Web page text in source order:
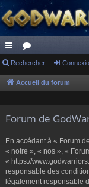
ac
co
ci
or
u
s
Rechercher
Accueil du forum
Forum de
En accédant à « Forum
« notre », « nos », «
« https://
responsable des
légalement responsable